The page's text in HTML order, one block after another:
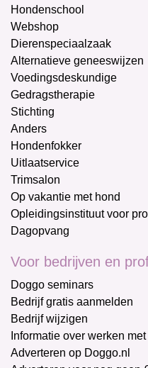
Hondenschool
Webshop
Dierenspeciaalzaak
Alternatieve geneeswijzen
Voedingsdeskundige
Gedragstherapie
Stichting
Anders
Hondenfokker
Uitlaatservice
Trimsalon
Op vakantie met hond
Opleidingsinstituut voor
Dagopvang
Voor bedrijven en
Doggo seminars
Bedrijf gratis aanmelden
Bedrijf wijzigen
Informatie over werken
Adverteren op Doggo.nl